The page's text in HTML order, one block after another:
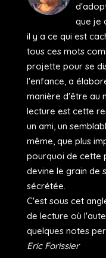
que je
il y a ce qui est
tous ces mots
projette pour se
l'enfance, a
manière d'être au
lecture est cette
un ami, un
même, que plus
pourquoi de cette
devine le grain de
sécrétée.
C'est sous cet
de lecture où
quelques notes
Eric Forissier